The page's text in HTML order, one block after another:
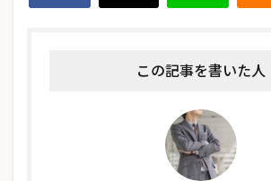
この記事を書いた人